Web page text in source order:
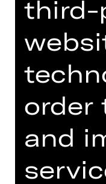
OPERA
third-
order
and